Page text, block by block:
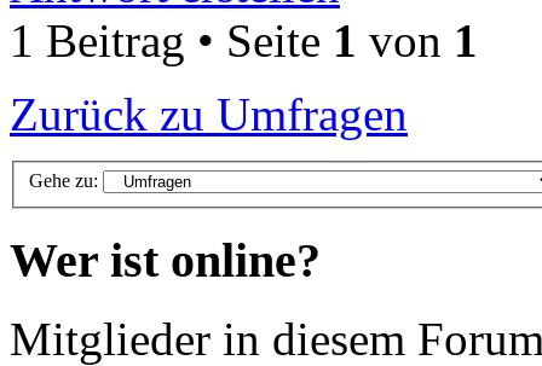
1 Beitrag • Seite 1 von 1
Zurück zu Umfragen
Gehe zu:
Wer ist online?
Mitglieder in diesem